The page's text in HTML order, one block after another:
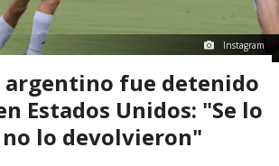
Instagram
fue detenido
Estados Unidos: "Se lo
lo devolvieron"